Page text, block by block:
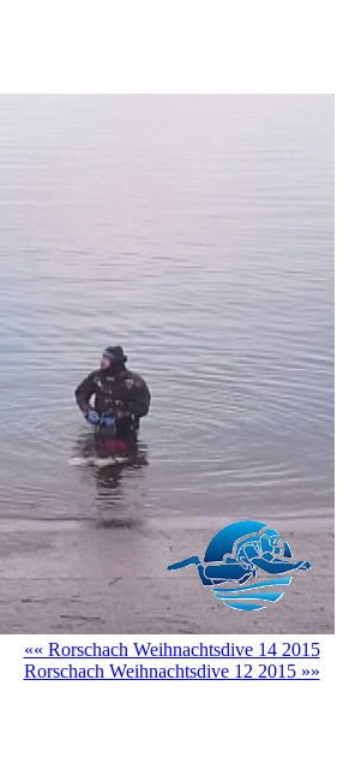
«« Rorschach Weihnachtsdive 14 2015
Rorschach Weihnachtsdive 12 2015 »»